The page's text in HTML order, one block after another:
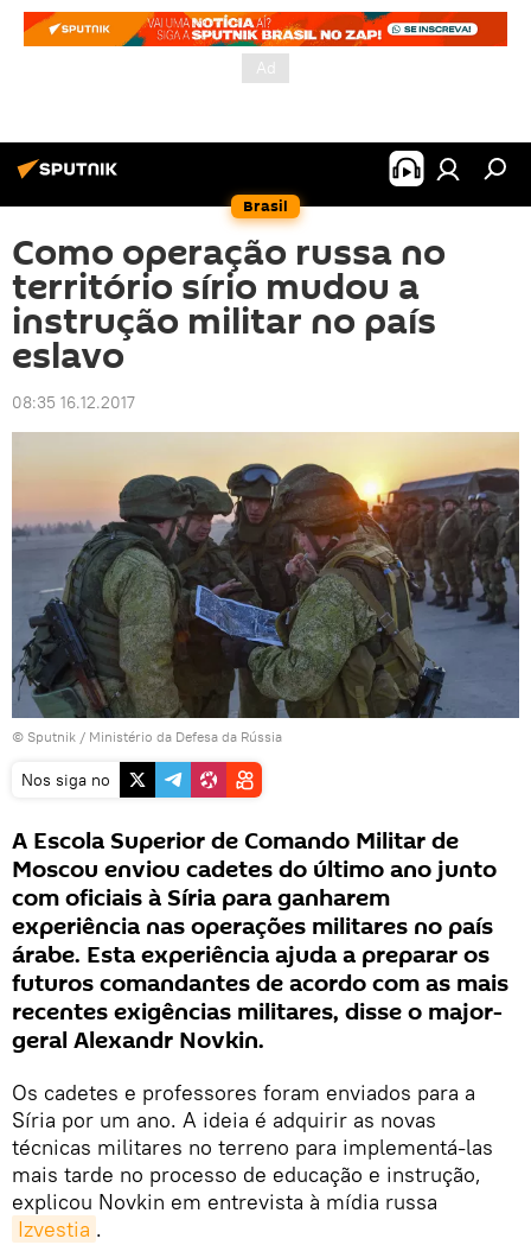
Brasil
Como operação russa no
território sírio mudou a
instrução militar no país
eslavo
08:35 16.12.2017
© Sputnik / Ministério da Defesa da Rússia
Nos siga no
A Escola Superior de Comando Militar de
Moscou enviou cadetes do último ano junto
com oficiais à Síria para ganharem
experiência nas operações militares no país
árabe. Esta experiência ajuda a preparar os
futuros comandantes de acordo com as mais
recentes exigências militares, disse o major-
geral Alexandr Novkin.
Os cadetes e professores foram enviados para a
Síria por um ano. A ideia é adquirir as novas
técnicas militares no terreno para implementá-las
mais tarde no processo de educação e instrução,
explicou Novkin em entrevista à mídia russa
Izvestia .